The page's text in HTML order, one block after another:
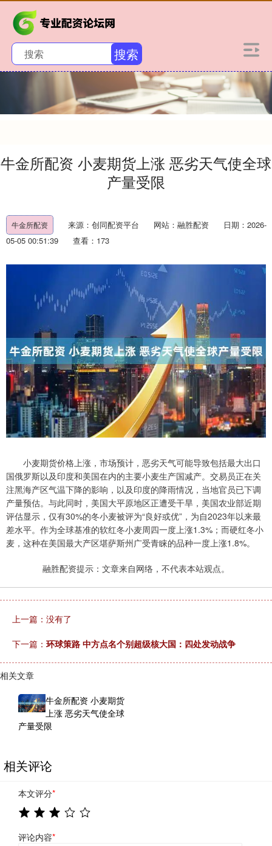
搜索
牛金所配资 小麦期货上涨 恶劣天气使全球
产量受限
牛金所配资 来源：创同配资平台 网站：融胜配资
日期：2026-
05-05 00:51:39
查看：173
小麦期货价格上涨，市场预计，恶劣天气可能导致包括最大出口
国俄罗斯以及印度和美国在内的主要小麦生产国减产。交易员正在关
注黑海产区气温下降的影响，以及印度的降雨情况，当地官员已下调
产量预估。与此同时，美国大平原地区正遭受干旱，美国农业部近期
评估显示，仅有30%的冬小麦被评为“良好或优”，为自2023年以来最
差水平。作为全球基准的软红冬小麦周四一度上涨1.3%；而硬红冬小
麦，这种在美国最大产区堪萨斯州广受青睐的品种一度上涨1.8%。
融胜配资提示：文章来自网络，不代表本站观点。
上一篇：没有了
下一篇： 环球策路 中方点名个别超级核大国：四处发动战争
相关文章
牛金所配资 小麦期货
上涨 恶劣天气使全球
产量受限
相关评论
本文评分*
评论内容*